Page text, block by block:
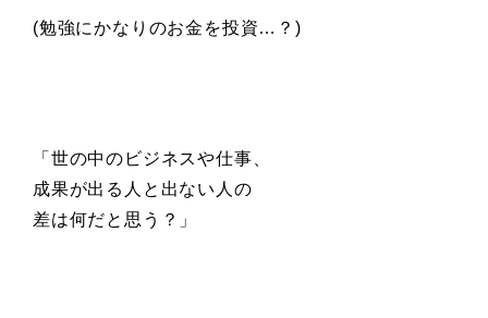
(勉強にかなりのお金を投資…？)
「世の中のビジネスや仕事、
成果が出る人と出ない人の
差は何だと思う？」